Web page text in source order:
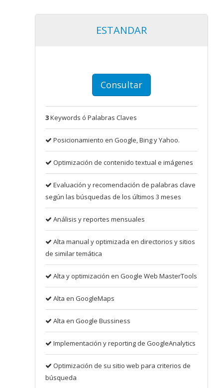
ESTANDAR
Consultar
3Keywords ó Palabras Claves
Posicionamiento en Google, Bing y Yahoo.
Optimización de contenido textual e imágenes
Evaluación y recomendación de palabras clave
según las búsquedas de los últimos 3 meses
Análisis y reportes mensuales
Alta manual y optimizada en directorios y sitios
de similar temática
Alta y optimización en Google Web MasterTools
Alta en GoogleMaps
Alta en Google Bussiness
Implementación y reporting de GoogleAnalytics
Optimización de su sitio web para criterios de
búsqueda